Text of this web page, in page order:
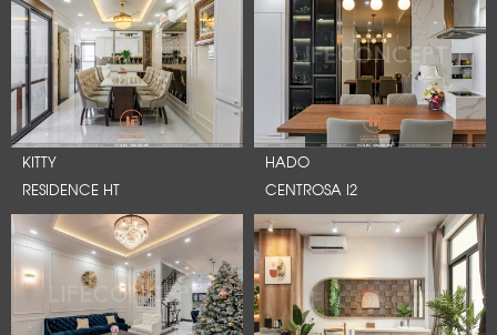
KITTY
RESIDENCE HT
HADO
CENTROSA I2